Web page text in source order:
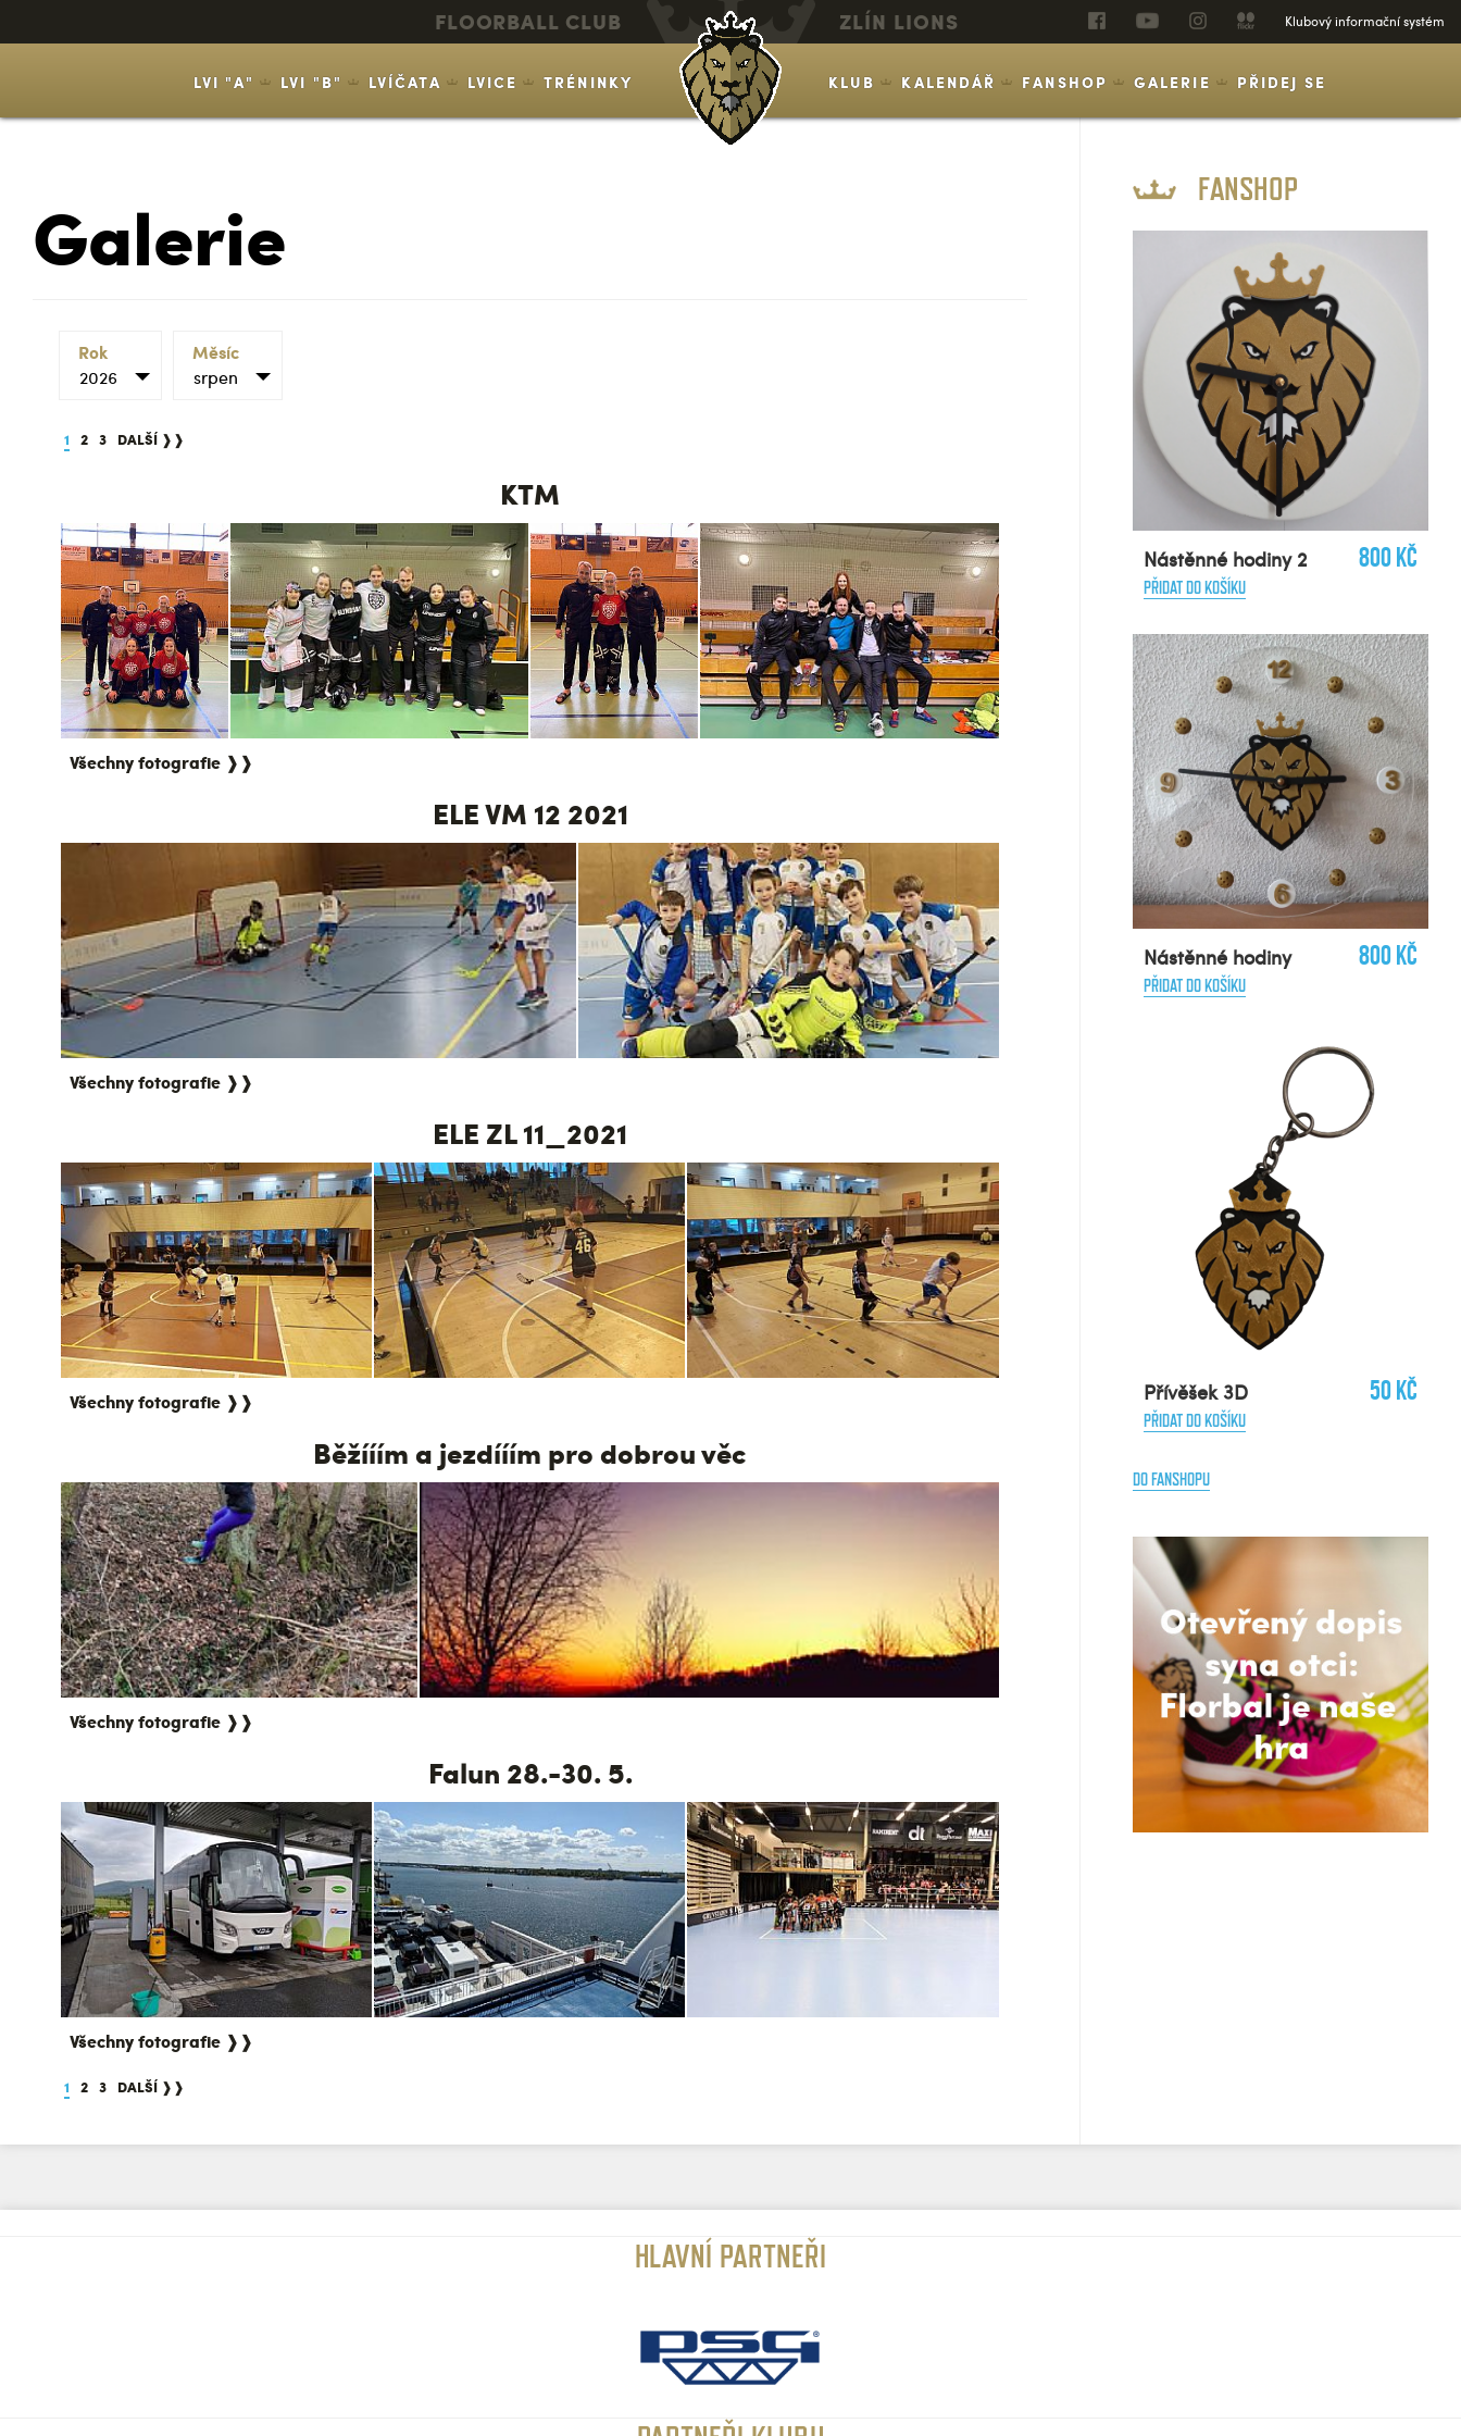
FLOORBALL CLUB ZLÍN LIONS Klubový informační systém
LVI "A" LVI "B" LVÍČATA LVICE TRÉNINKY KLUB KALENDÁŘ FANSHOP GALERIE PŘIDEJ SE
Galerie
Rok
2026
Měsíc
srpen
1 2 3 DALŠÍ ❱❱
KTM
Všechny fotografie ❱❱
ELE VM 12 2021
Všechny fotografie ❱❱
ELE ZL 11_2021
Všechny fotografie ❱❱
Běžííím a jezdííím pro dobrou věc
Všechny fotografie ❱❱
Falun 28.-30. 5.
Všechny fotografie ❱❱
1 2 3 DALŠÍ ❱❱
FANSHOP
Nástěnné hodiny 2
PŘIDAT DO KOŠÍKU
800 Kč
Nástěnné hodiny
PŘIDAT DO KOŠÍKU
800 Kč
Přívěšek 3D
PŘIDAT DO KOŠÍKU
50 Kč
DO FANSHOPU
HLAVNÍ PARTNEŘI